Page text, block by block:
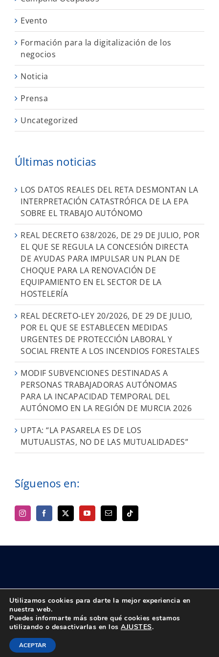
Evento
Formación para la digitalización de los
negocios
Noticia
Prensa
Uncategorized
Últimas noticias
LOS DATOS REALES DEL RETA DESMONTAN LA
INTERPRETACIÓN CATASTRÓFICA DE LA EPA
SOBRE EL TRABAJO AUTÓNOMO
REAL DECRETO 638/2026, DE 29 DE JULIO, POR
EL QUE SE REGULA LA CONCESIÓN DIRECTA
DE AYUDAS PARA IMPULSAR UN PLAN DE
CHOQUE PARA LA RENOVACIÓN DE
EQUIPAMIENTO EN EL SECTOR DE LA
HOSTELERÍA
REAL DECRETO-LEY 20/2026, DE 29 DE JULIO,
POR EL QUE SE ESTABLECEN MEDIDAS
URGENTES DE PROTECCIÓN LABORAL Y
SOCIAL FRENTE A LOS INCENDIOS FORESTALES
MODIF SUBVENCIONES DESTINADAS A
PERSONAS TRABAJADORAS AUTÓNOMAS
PARA LA INCAPACIDAD TEMPORAL DEL
AUTÓNOMO EN LA REGIÓN DE MURCIA 2026
UPTA: “LA PASARELA ES DE LOS
MUTUALISTAS, NO DE LAS MUTUALIDADES”
Síguenos en:
© Copyright 2018 - 2026 UPTA | Todos los derechos reservados
|Política de privacidad|Aviso Legal
Utilizamos cookies para darte la mejor experiencia en
nuestra web.
Puedes informarte más sobre qué cookies estamos
utilizando o desactivarlas en los AJUSTES.
ACEPTAR